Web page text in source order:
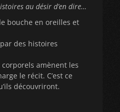
au désir d’en dire…
bouche en oreilles et
des histoires
corporels amènent les
le récit. C’est ce
découvriront.